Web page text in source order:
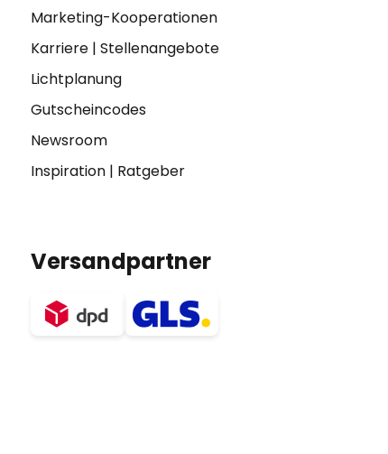
Marketing-Kooperationen
Karriere| Stellenangebote
Lichtplanung
Gutscheincodes
Newsroom
Inspiration| Ratgeber
Versandpartner